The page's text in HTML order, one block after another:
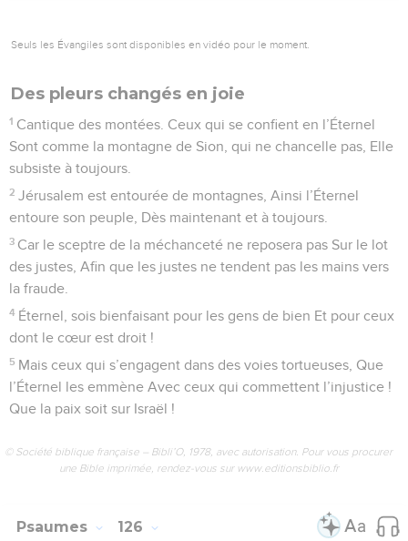
Seuls les Évangiles sont disponibles en vidéo pour le moment.
Des pleurs changés en joie
1 Cantique des montées. Ceux qui se confient en l’Éternel
Sont comme la montagne de Sion, qui ne chancelle pas, Elle
subsiste à toujours.
2 Jérusalem est entourée de montagnes, Ainsi l’Éternel
entoure son peuple, Dès maintenant et à toujours.
3 Car le sceptre de la méchanceté ne reposera pas Sur le lot
des justes, Afin que les justes ne tendent pas les mains vers
la fraude.
4 Éternel, sois bienfaisant pour les gens de bien Et pour ceux
dont le cœur est droit !
5 Mais ceux qui s’engagent dans des voies tortueuses, Que
l’Éternel les emmène Avec ceux qui commettent l’injustice !
Que la paix soit sur Israël !
© Société biblique française – Bibli’O, 1978, avec autorisation. Pour vous procurer
une Bible imprimée, rendez-vous sur www.editionsbiblio.fr
Psaumes 126